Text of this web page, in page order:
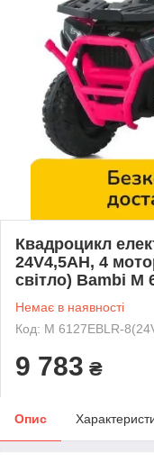
Квадроцикл
24V4,5AH, 4
світло) Bambi M
Немає в наявності
Код: M 6127EBLR-
9 783 ₴
Опис